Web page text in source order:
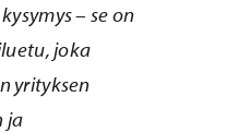
– se on
joka
yrityksen
ja